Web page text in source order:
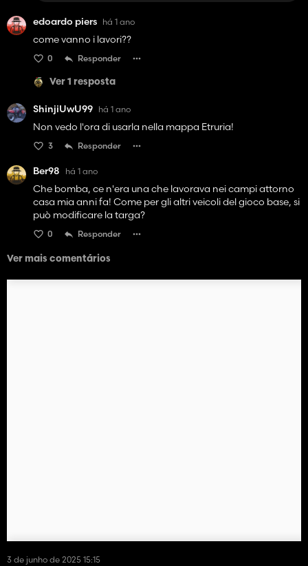
edoardo piers há 1 ano
come vanno i lavori??
0 Responder
Ver 1 resposta
ShinjiUwU99 há 1 ano
Non vedo l'ora di usarla nella mappa Etruria!
3 Responder
Ber98 há 1 ano
Che bomba, ce n'era una che lavorava nei campi attorno
casa mia anni fa! Come per gli altri veicoli del gioco base, si
può modificare la targa?
0 Responder
Ver mais comentários
3 de junho de 2025 15:15